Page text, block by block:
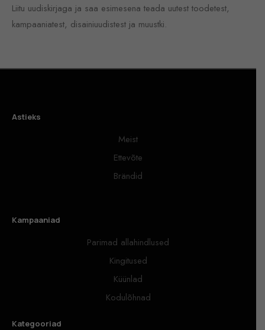
Liitu uudiskirjaga ja saa esimesena teada uutest toodetest,
kampaaniatest, disainiuudistest ja muustki.
Astieks
Meist
Ettevõte
Brändid
Kampaaniad
Parimad allahindlused
Kingitused
Küünlad
Kodulõhnad
Kategooriad